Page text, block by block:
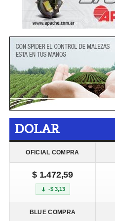
DOLAR
OFICIAL COMPRA
$ 1.472,59
-$ 3,13
BLUE COMPRA